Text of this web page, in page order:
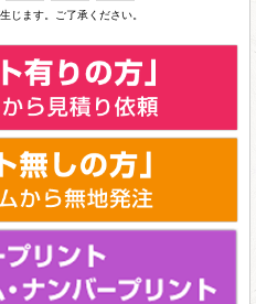
じます。ご了承ください。